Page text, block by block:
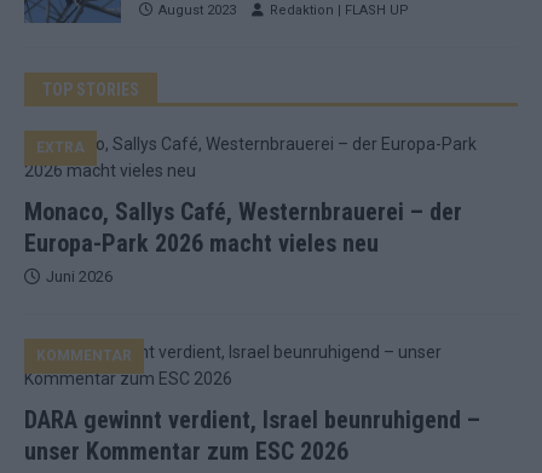
August 2023 Redaktion | FLASH UP
TOP STORIES
Monaco, Sallys Café, Westernbrauerei – der
Europa-Park 2026 macht vieles neu
EXTRA
Juni 2026
DARA gewinnt verdient, Israel beunruhigend –
unser Kommentar zum ESC 2026
KOMMENTAR